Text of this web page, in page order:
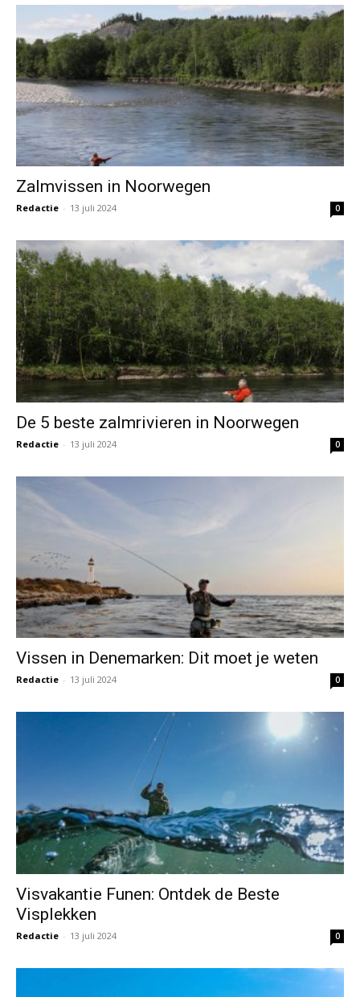
Zalmvissen in Noorwegen
Redactie - 13 juli 2024 0
De 5 beste zalmrivieren in Noorwegen
Redactie - 13 juli 2024 0
Vissen in Denemarken: Dit moet je weten
Redactie - 13 juli 2024 0
Visvakantie Funen: Ontdek de Beste
Visplekken
Redactie - 13 juli 2024 0